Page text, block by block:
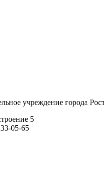
учреждение города
5
05-65